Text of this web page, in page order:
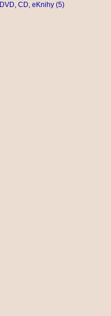
DVD, CD, eKnihy (5)